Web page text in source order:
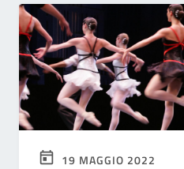
19 MAGGIO 2022